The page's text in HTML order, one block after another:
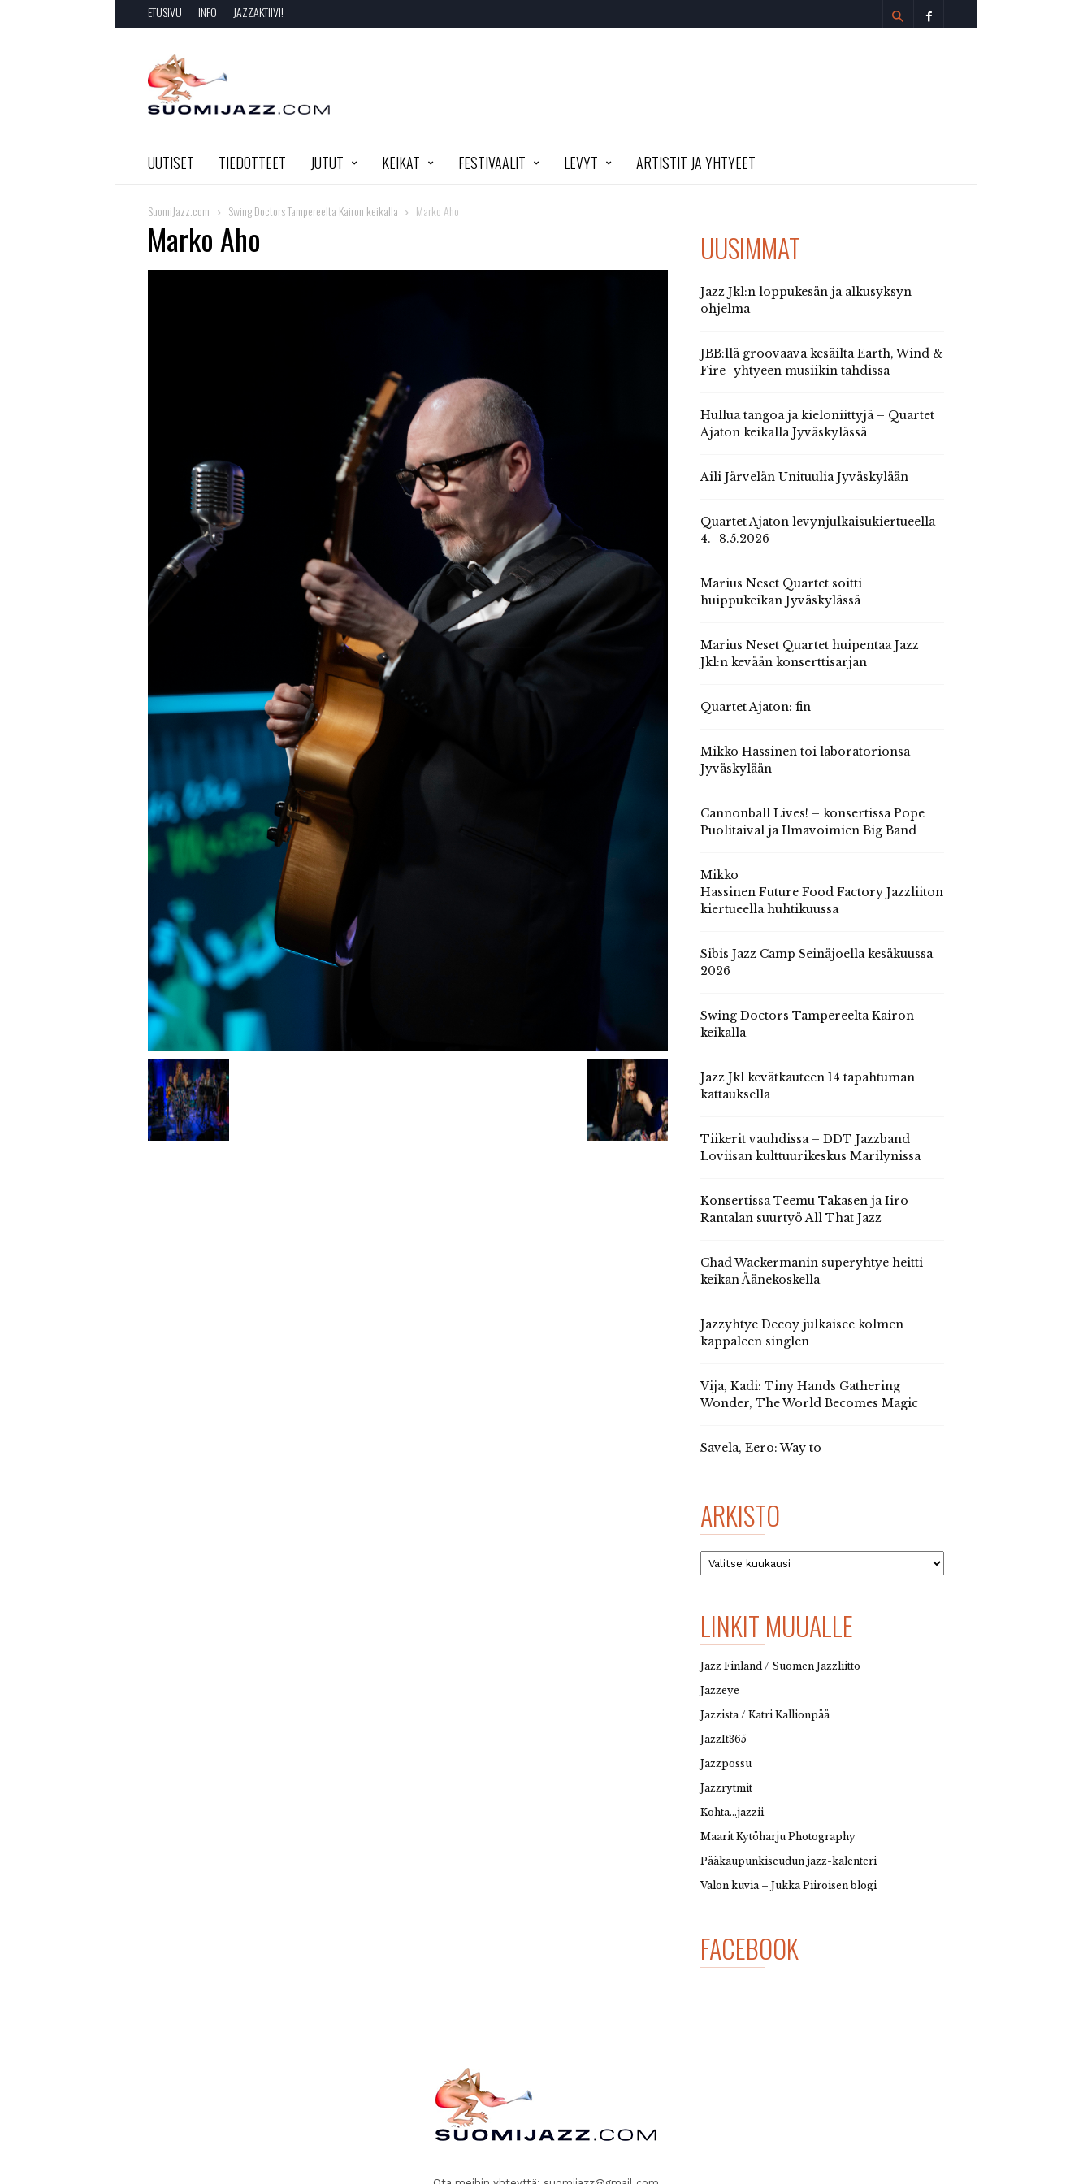
ETUSIVU INFO JAZZAKTIIVI!
SuomiJazz.com
UUTISET TIEDOTTEET JUTUT KEIKAT FESTIVAALIT LEVYT ARTISTIT JA YHTYEET
SuomiJazz.com Swing Doctors Tampereelta Kairon keikalla Marko Aho
Marko Aho UUSIMMAT
Jazz Jkl:n loppukesän ja alkusyksyn
ohjelma
JBB:llä groovaava kesäilta Earth, Wind &
Fire -yhtyeen musiikin tahdissa
Hullua tangoa ja kieloniittyjä – Quartet
Ajaton keikalla Jyväskylässä
Aili Järvelän Unituulia Jyväskylään
Quartet Ajaton levynjulkaisukiertueella
4.–8.5.2026
Marius Neset Quartet soitti
huippukeikan Jyväskylässä
Marius Neset Quartet huipentaa Jazz
Jkl:n kevään konserttisarjan
Quartet Ajaton: fin
Mikko Hassinen toi laboratorionsa
Jyväskylään
Cannonball Lives! – konsertissa Pope
Puolitaival ja Ilmavoimien Big Band
Mikko
Hassinen Future Food Factory Jazzliiton
kiertueella huhtikuussa
Sibis Jazz Camp Seinäjoella kesäkuussa
2026
Swing Doctors Tampereelta Kairon
keikalla
Jazz Jkl kevätkauteen 14 tapahtuman
kattauksella
Tiikerit vauhdissa – DDT Jazzband
Loviisan kulttuurikeskus Marilynissa
Konsertissa Teemu Takasen ja Iiro
Rantalan suurtyö All That Jazz
Chad Wackermanin superyhtye heitti
keikan Äänekoskella
Jazzyhtye Decoy julkaisee kolmen
kappaleen singlen
Vija, Kadi: Tiny Hands Gathering
Wonder, The World Becomes Magic
Savela, Eero: Way to
ARKISTO
Arkisto
LINKIT MUUALLE
Jazz Finland / Suomen Jazzliitto
Jazzeye
Jazzista / Katri Kallionpää
JazzIt365
Jazzpossu
Jazzrytmit
Kohta…jazzii
Maarit Kytöharju Photography
Pääkaupunkiseudun jazz-kalenteri
Valon kuvia – Jukka Piiroisen blogi
FACEBOOK